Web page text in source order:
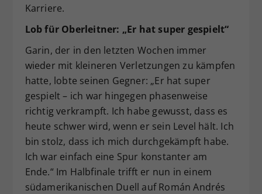
Karriere.
Lob für Oberleitner: „Er hat super gespielt“
Garin, der in den letzten Wochen immer
wieder mit kleineren Verletzungen zu kämpfen
hatte, lobte seinen Gegner: „Er hat super
gespielt – ich war hingegen phasenweise
richtig verkrampft. Ich habe gewusst, dass es
heute schwer wird, wenn er sein Level hält. Ich
bin stolz, dass ich mich durchgekämpft habe.
Ich war einfach eine Spur konstanter am
Ende.“ Im Halbfinale trifft er nun in einem
südamerikanischen Duell auf Román Andrés